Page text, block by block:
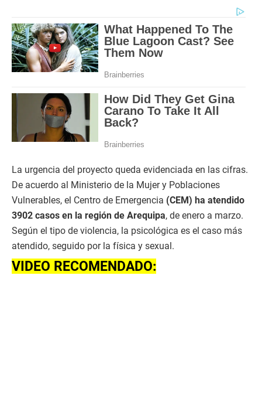
La urgencia del proyecto queda evidenciada en las cifras.
De acuerdo al Ministerio de la Mujer y Poblaciones
Vulnerables, el Centro de Emergencia (CEM) ha atendido
3902 casos en la región de Arequipa, de enero a marzo.
Según el tipo de violencia, la psicológica es el caso más
atendido, seguido por la física y sexual.
VIDEO RECOMENDADO: